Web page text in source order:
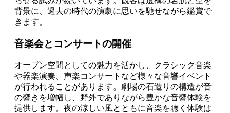
背景に、過去の時代の演劇に思いを馳せながら鑑賞で
きます。
音楽会とコンサートの開催
オープン空間としての魅力を活かし、クラシック音楽
や器楽演奏、声楽コンサートなど様々な音響イベント
が行われることがあります。劇場の石造りの構造が音
の響きを増幅し、野外でありながら豊かな音響体験を
提供します。夜の涼しい風とともに音楽を聴く体験は